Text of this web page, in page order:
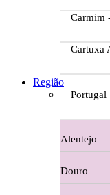
Carmim
Cartuxa
Casa
Casa
Região
Portugal
Alentejo
Douro